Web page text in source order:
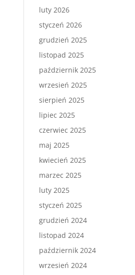
luty 2026
styczeń 2026
grudzień 2025
listopad 2025
październik 2025
wrzesień 2025
sierpień 2025
lipiec 2025
czerwiec 2025
maj 2025
kwiecień 2025
marzec 2025
luty 2025
styczeń 2025
grudzień 2024
listopad 2024
październik 2024
wrzesień 2024